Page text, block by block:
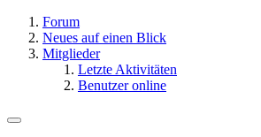
Forum
Neues auf einen Blick
Mitglieder
Letzte Aktivitäten
Benutzer online